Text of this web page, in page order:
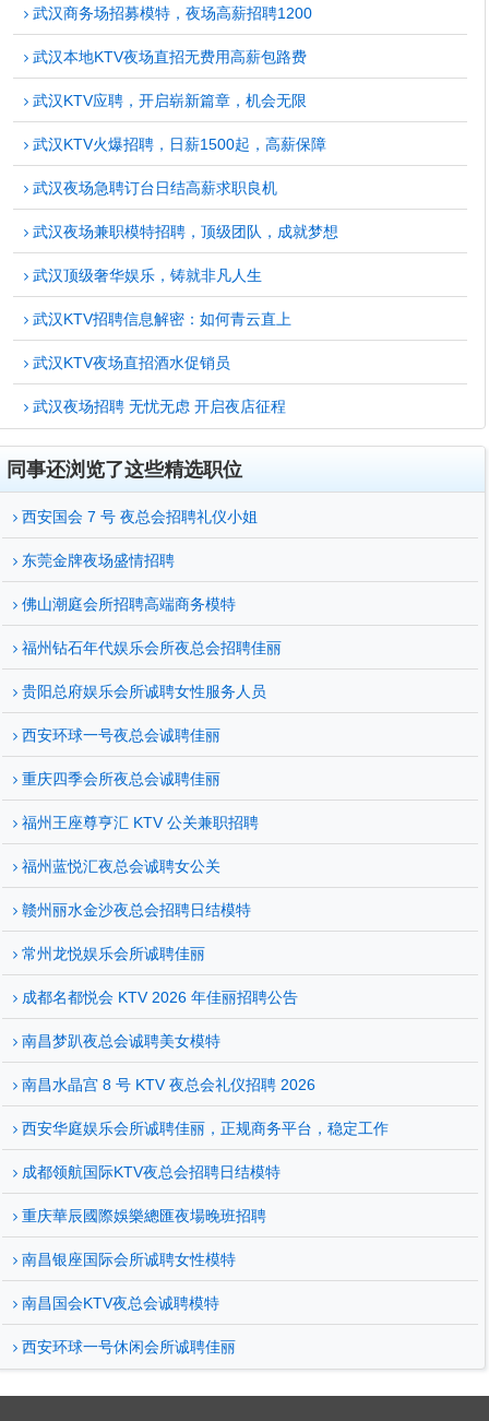
武汉商务场招募模特，夜场高薪招聘1200
武汉本地KTV夜场直招无费用高薪包路费
武汉KTV应聘，开启崭新篇章，机会无限
武汉KTV火爆招聘，日薪1500起，高薪保障
武汉夜场急聘订台日结高薪求职良机
武汉夜场兼职模特招聘，顶级团队，成就梦想
武汉顶级奢华娱乐，铸就非凡人生
武汉KTV招聘信息解密：如何青云直上
武汉KTV夜场直招酒水促销员
武汉夜场招聘 无忧无虑 开启夜店征程
同事还浏览了这些精选职位
西安国会 7 号 夜总会招聘礼仪小姐
东莞金牌夜场盛情招聘
佛山潮庭会所招聘高端商务模特
福州钻石年代娱乐会所夜总会招聘佳丽
贵阳总府娱乐会所诚聘女性服务人员
西安环球一号夜总会诚聘佳丽
重庆四季会所夜总会诚聘佳丽
福州王座尊亨汇 KTV 公关兼职招聘
福州蓝悦汇夜总会诚聘女公关
赣州丽水金沙夜总会招聘日结模特
常州龙悦娱乐会所诚聘佳丽
成都名都悦会 KTV 2026 年佳丽招聘公告
南昌梦趴夜总会诚聘美女模特
南昌水晶宫 8 号 KTV 夜总会礼仪招聘 2026
西安华庭娱乐会所诚聘佳丽，正规商务平台，稳定工作
成都领航国际KTV夜总会招聘日结模特
重庆華辰國際娛樂總匯夜場晚班招聘
南昌银座国际会所诚聘女性模特
南昌国会KTV夜总会诚聘模特
西安环球一号休闲会所诚聘佳丽